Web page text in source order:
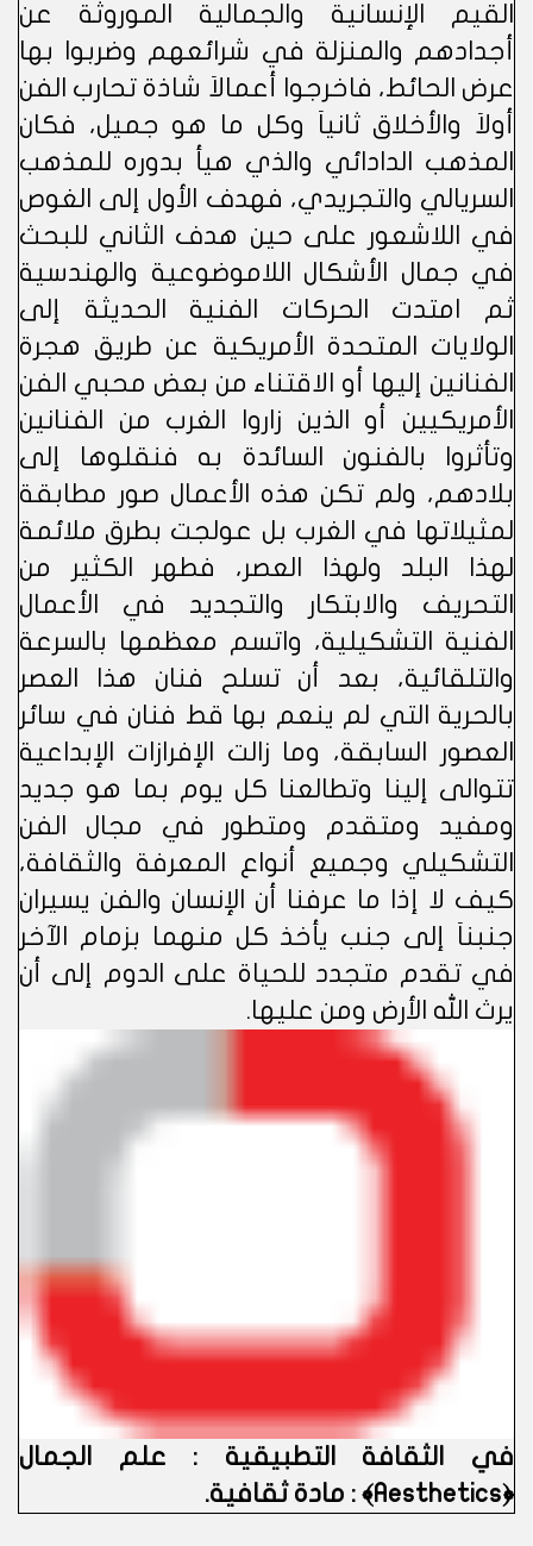
القيم الإنسانية والجمالية الموروثة عن
أجدادهم والمنزلة في شرائعهم وضربوا بها
عرض الحائط، فاخرجوا أعمالاَ شاذة تحارب الفن
أولاَ والأخلاق ثانياَ وكل ما هو جميل، فكان
المذهب الدادائي والذي هيأ بدوره للمذهب
السريالي والتجريدي، فهدف الأول إلى الغوص
في اللاشعور على حين هدف الثاني للبحث
في جمال الأشكال اللاموضوعية والهندسية
ثم امتدت الحركات الفنية الحديثة إلى
الولايات المتحدة الأمريكية عن طريق هجرة
الفنانين إليها أو الاقتناء من بعض محبي الفن
الأمريكيين أو الذين زاروا الغرب من الفنانين
وتأثروا بالفنون السائدة به فنقلوها إلى
بلادهم، ولم تكن هذه الأعمال صور مطابقة
لمثيلاتها في الغرب بل عولجت بطرق ملائمة
لهذا البلد ولهذا العصر، فطهر الكثير من
التحريف والابتكار والتجديد في الأعمال
الفنية التشكيلية، واتسم معظمها بالسرعة
والتلقائية، بعد أن تسلح فنان هذا العصر
بالحرية التي لم ينعم بها قط فنان في سائر
العصور السابقة، وما زالت الإفرازات الإبداعية
تتوالى إلينا وتطالعنا كل يوم بما هو جديد
ومفيد ومتقدم ومتطور في مجال الفن
التشكيلي وجميع أنواع المعرفة والثقافة،
كيف لا إذا ما عرفنا أن الإنسان والفن يسيران
جنبناَ إلى جنب يأخذ كل منهما بزمام الآخر
في تقدم متجدد للحياة على الدوم إلى أن
يرث الله الأرض ومن عليها.
في الثقافة التطبيقية : علم الجمال
﴿Aesthetics﴾ : مادة ثقافية.